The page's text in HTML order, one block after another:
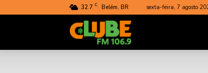
32.7 C Belém, BR sexta-feira, 7 agosto